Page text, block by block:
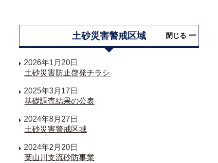
土砂災害警戒区域 閉じる
2026年1月20日
土砂災害防止啓発チラシ
2025年3月17日
基礎調査結果の公表
2024年8月27日
土砂災害警戒区域
2024年2月20日
葉山川支流砂防事業